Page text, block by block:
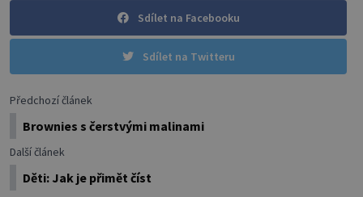
Sdílet na Facebooku
Sdílet na Twitteru
Předchozí článek
Brownies s čerstvými malinami
Další článek
Děti: Jak je přimět číst